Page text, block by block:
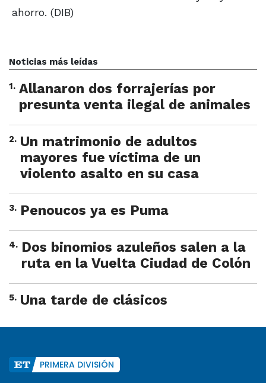
ahorro. (DIB)
Noticias más leídas
1. Allanaron dos forrajerías por
presunta venta ilegal de animales
2. Un matrimonio de adultos
mayores fue víctima de un
violento asalto en su casa
3. Penoucos ya es Puma
4. Dos binomios azuleños salen a la
ruta en la Vuelta Ciudad de Colón
5. Una tarde de clásicos
PRIMERA DIVISIÓN